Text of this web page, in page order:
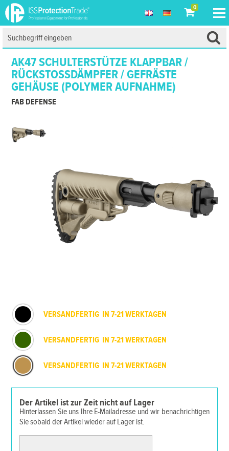
0
AK47 SCHULTERSTÜTZE KLAPPBAR /
RÜCKSTOSSDÄMPFER / GEFRÄSTE G
EHÄUSE (POLYMER AUFNAHME)
FAB DEFENSE
VERSANDFERTIG IN 7-21 WERKTAGEN
VERSANDFERTIG IN 7-21 WERKTAGEN
VERSANDFERTIG IN 7-21 WERKTAGEN
Der Artikel ist zur Zeit nicht auf Lager
Hinterlassen Sie uns Ihre E-Mailadresse und wir benachrichtigen
Sie sobald der Artikel wieder auf Lager ist.